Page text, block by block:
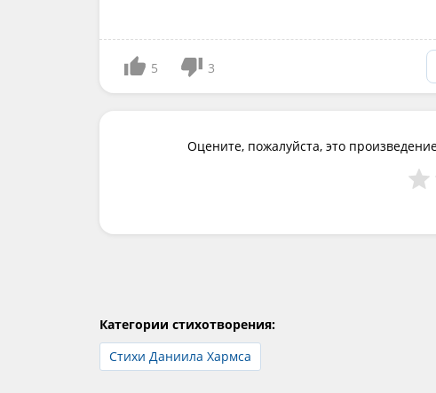
5 3
Оцените, пожалуйста, это
Категории стихотворения:
Стихи Даниила Хармса